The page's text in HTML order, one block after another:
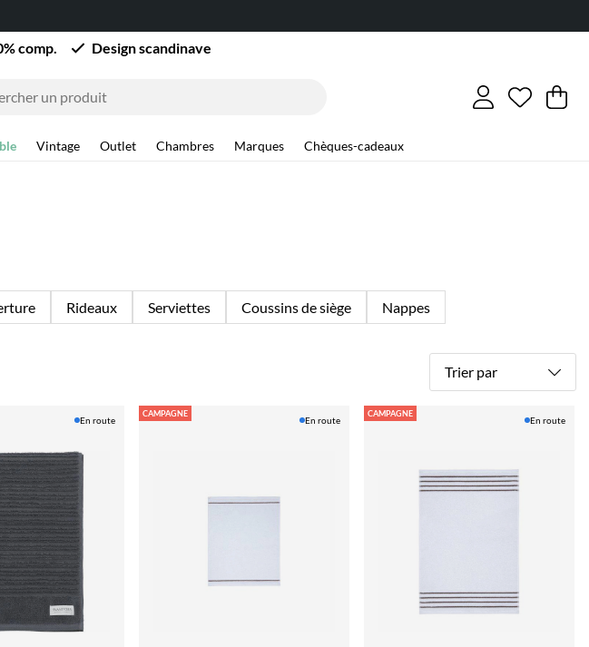
comp. Design scandinave
Liste de
Nombre
. .
Vintage Outlet Chambres Marques
Chèques-cadeaux
Rideaux Serviettes Coussins de siège Nappes
Trier par
En route
CAMPAGNE
En route
CAMPAGNE
En route